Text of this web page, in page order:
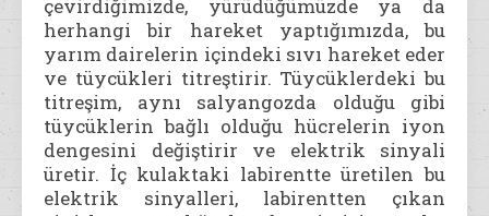
çevirdiğimizde, yürüdüğümüzde ya da
herhangi bir hareket yaptığımızda, bu
yarım dairelerin içindeki sıvı hareket eder
ve tüycükleri titreştirir. Tüycüklerdeki bu
titreşim, aynı salyangozda olduğu gibi
tüycüklerin bağlı olduğu hücrelerin iyon
dengesini değiştirir ve elektrik sinyali
üretir. İç kulaktaki labirentte üretilen bu
elektrik sinyalleri, labirentten çıkan